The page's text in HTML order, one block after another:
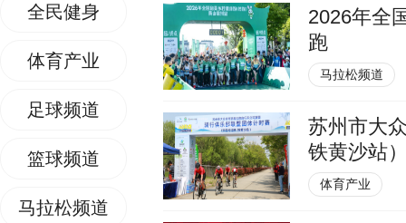
全民健身
体育产业
足球频道
篮球频道
马拉松频道
2026年全
跑
马拉松频道
苏州市大
铁黄沙站
体育产业